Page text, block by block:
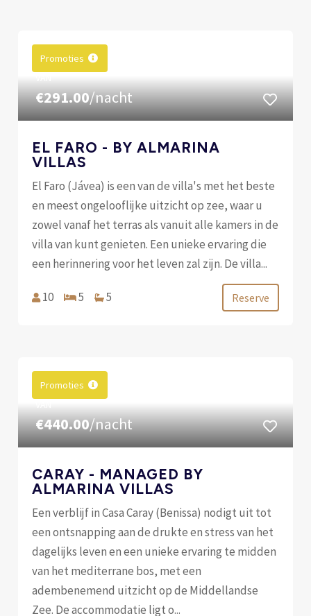
Promoties
€291.00/nacht
EL FARO - BY ALMARINA
VILLAS
El Faro (Jávea) is een van de villa's met het beste
en meest ongelooflijke uitzicht op zee, waar u
zowel vanaf het terras als vanuit alle kamers in de
villa van kunt genieten. Een unieke ervaring die
een herinnering voor het leven zal zijn. De villa...
10 5 5 Reserve
Promoties
€440.00/nacht
CARAY - MANAGED BY
ALMARINA VILLAS
Een verblijf in Casa Caray (Benissa) nodigt uit tot
een ontsnapping aan de drukte en stress van het
dagelijks leven en een unieke ervaring te midden
van het mediterrane bos, met een
adembenemend uitzicht op de Middellandse
Zee. De accommodatie ligt o...